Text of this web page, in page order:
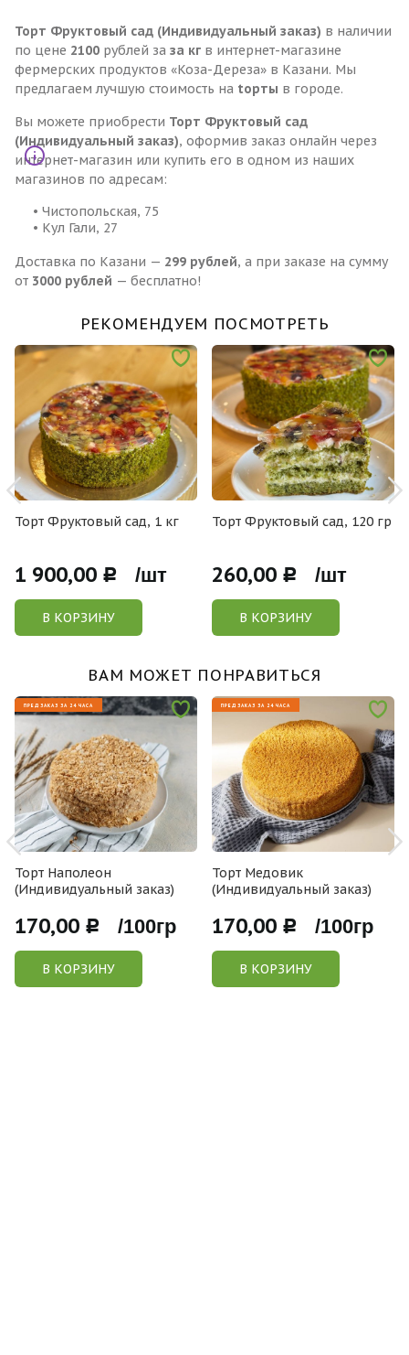
Торт Фруктовый сад (Индивидуальный заказ) в наличии
по цене 2100 рублей за за кг в интернет-магазине
фермерских продуктов «Коза-Дереза» в Казани. Мы
предлагаем лучшую стоимость на tорты в городе.
Вы можете приобрести Торт Фруктовый сад
(Индивидуальный заказ), оформив заказ онлайн через
интернет-магазин или купить его в одном из наших
магазинов по адресам:
• Чистопольская, 75
• Кул Гали, 27
Доставка по Казани — 299 рублей, а при заказе на сумму
от 3000 рублей — бесплатно!
РЕКОМЕНДУЕМ ПОСМОТРЕТЬ
Торт Фруктовый сад, 1 кг
1 900,00 Р /шт
В КОРЗИНУ
Торт Фруктовый сад, 120 гр
260,00 Р /шт
В КОРЗИНУ
ВАМ МОЖЕТ ПОНРАВИТЬСЯ
ПРЕДЗАКАЗ ЗА 24 ЧАСА
Торт Наполеон
(Индивидуальный заказ)
170,00 Р /100гр
В КОРЗИНУ
ПРЕДЗАКАЗ ЗА 24 ЧАСА
Торт Медовик
(Индивидуальный заказ)
170,00 Р /100гр
В КОРЗИНУ